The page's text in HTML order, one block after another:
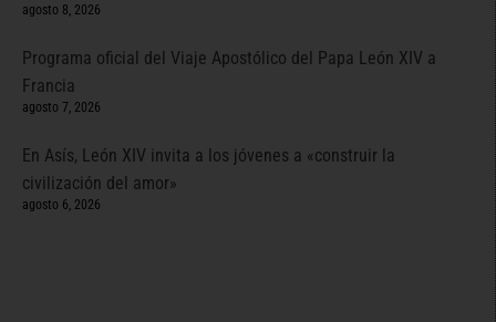
agosto 8, 2026
Programa oficial del Viaje Apostólico del Papa León XIV a
Francia
agosto 7, 2026
En Asís, León XIV invita a los jóvenes a «construir la
civilización del amor»
agosto 6, 2026